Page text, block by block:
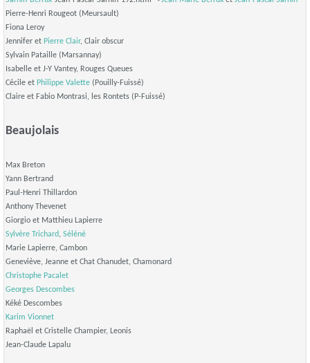
Pierre-Henri Rougeot (Meursault)
Fiona Leroy
Jennifer et Pierre Clair, Clair obscur
Sylvain Pataille (Marsannay)
Isabelle et J-Y Vantey, Rouges Queues
Cécile et Philippe Valette (Pouilly-Fuissé)
Claire et Fabio Montrasi, les Rontets (P-Fuissé)
Beaujolais
Max Breton
Yann Bertrand
Paul-Henri Thillardon
Anthony Thevenet
Giorgio et Matthieu Lapierre
Sylvère Trichard, Séléné
Marie Lapierre, Cambon
Geneviève, Jeanne et Chat Chanudet, Chamonard
Christophe Pacalet
Georges Descombes
Kéké Descombes
Karim Vionnet
Raphaël et Cristelle Champier, Leonis
Jean-Claude Lapalu